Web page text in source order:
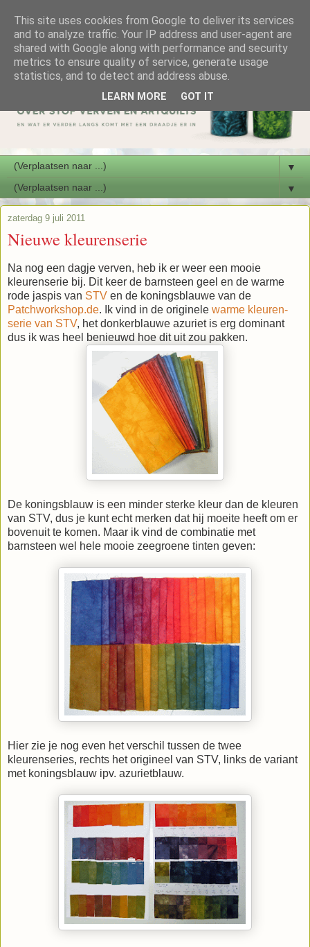
▼
▼
zaterdag 9 juli 2011
Nieuwe kleurenserie
Na nog een dagje verven, heb ik er weer een mooie
kleurenserie bij. Dit keer de barnsteen geel en de warme
rode jaspis van STV en de koningsblauwe van de
Patchworkshop.de. Ik vind in de originele warme kleuren-
serie van STV, het donkerblauwe azuriet is erg dominant
dus ik was heel benieuwd hoe dit uit zou pakken.
De koningsblauw is een minder sterke kleur dan de kleuren
van STV, dus je kunt echt merken dat hij moeite heeft om er
bovenuit te komen. Maar ik vind de combinatie met
barnsteen wel hele mooie zeegroene tinten geven:
Hier zie je nog even het verschil tussen de twee
kleurenseries, rechts het origineel van STV, links de variant
met koningsblauw ipv. azurietblauw.
This site uses cookies from Google to deliver its services
and to analyze traffic. Your IP address and user-agent are
shared with Google along with performance and security
metrics to ensure quality of service, generate usage
statistics, and to detect and address abuse.
LEARN MORE GOT IT